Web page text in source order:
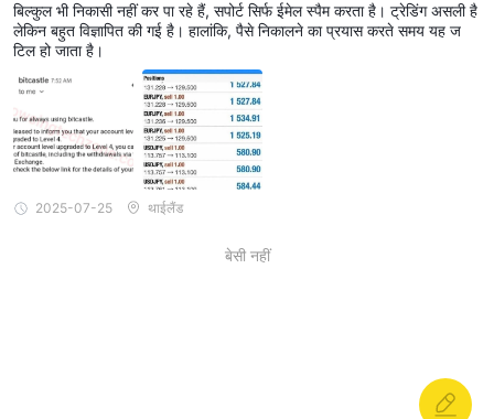
बिल्कुल भी निकासी नहीं कर पा रहे हैं, सपोर्ट सिर्फ ईमेल स्पैम करता है। ट्रेडिंग असली है
लेकिन बहुत विज्ञापित की गई है। हालांकि, पैसे निकालने का प्रयास करते समय यह ज
टिल हो जाता है।
2025-07-25 थाईलैंड
बेसी नहीं